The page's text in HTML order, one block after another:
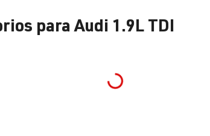
para Audi 1.9L TDI
Loading...